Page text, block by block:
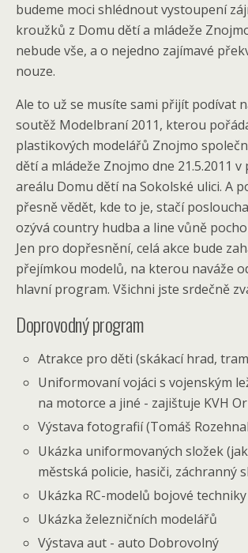
budeme moci shlédnout vystoupení
kroužků z Domu dětí a mládeže
nebude vše, a o nejedno zajímavé
nouze.
Ale to už se musíte sami přijít podívat
soutěž Modelbraní 2011, kterou
plastikových modelářů Znojmo
dětí a mládeže Znojmo dne 21.5.2011
areálu Domu dětí na Sokolské ulici. A
přesně vědět, kde to je, stačí
ozývá country hudba a line vůně
Jen pro dopřesnění, celá akce bude
přejímkou modelů, na kterou naváže
hlavní program. Všichni jste srdečně
Doprovodný program
Atrakce pro děti (skákací hrad,
Uniformovaní vojáci s vojenským
na motorce a jiné - zajištuje KVH
Výstava fotografií (Tomáš
Ukázka uniformovaných složek
městská policie, hasiči, záchranný
Ukázka RC-modelů bojové techniky
Ukázka železničních modelářů
Výstava aut - auto Dobrovolný